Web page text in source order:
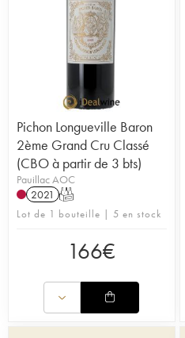
Pichon Longueville Baron
2ème Grand Cru Classé
(CBO à partir de 3 bts)
Pauillac AOC
2021 T
Lot de 1 bouteille | 5 en stock
166€